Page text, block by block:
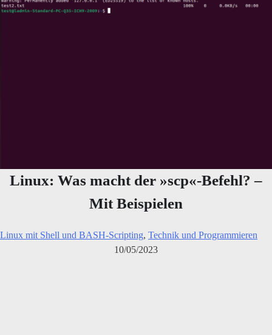
Linux: Was macht der »scp«-Befehl? –
Mit Beispielen
Linux mit Shell und BASH-Scripting, Technik und Programmieren
10/05/2023